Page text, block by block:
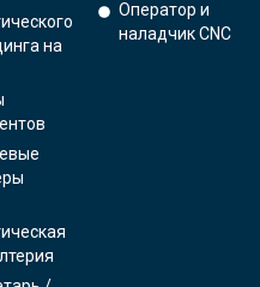
на
Оператор и
наладчик CNC